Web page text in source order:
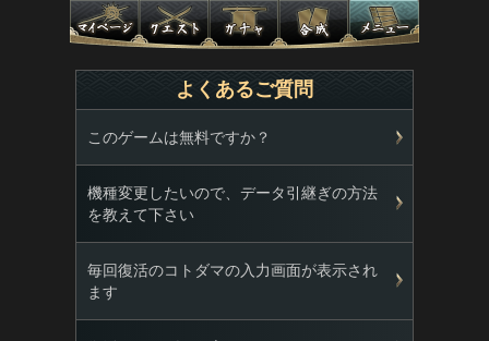
よくあるご質問
このゲームは無料ですか？
機種変更したいので、データ引継ぎの方法
を教えて下さい
毎回復活のコトダマの入力画面が表示され
ます